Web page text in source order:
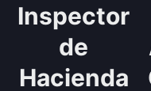
Inspector
de
Hacienda